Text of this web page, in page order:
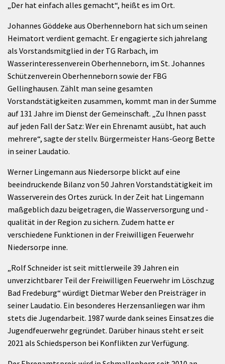
„Der hat einfach alles gemacht“, heißt es im Ort.
Johannes Göddeke aus Oberhenneborn hat sich um seinen
Heimatort verdient gemacht. Er engagierte sich jahrelang
als Vorstandsmitglied in der TG Rarbach, im
Wasserinteressenverein Oberhenneborn, im St. Johannes
Schützenverein Oberhenneborn sowie der FBG
Gellinghausen. Zählt man seine gesamten
Vorstandstätigkeiten zusammen, kommt man in der Summe
auf 131 Jahre im Dienst der Gemeinschaft. „Zu Ihnen passt
auf jeden Fall der Satz: Wer ein Ehrenamt ausübt, hat auch
mehrere“, sagte der stellv. Bürgermeister Hans-Georg Bette
in seiner Laudatio.
Werner Lingemann aus Niedersorpe blickt auf eine
beeindruckende Bilanz von 50 Jahren Vorstandstätigkeit im
Wasserverein des Ortes zurück. In der Zeit hat Lingemann
maßgeblich dazu beigetragen, die Wasserversorgung und -
qualität in der Region zu sichern. Zudem hatte er
verschiedene Funktionen in der Freiwilligen Feuerwehr
Niedersorpe inne.
„Rolf Schneider ist seit mittlerweile 39 Jahren ein
unverzichtbarer Teil der Freiwilligen Feuerwehr im Löschzug
Bad Fredeburg“ würdigt Dietmar Weber den Preisträger in
seiner Laudatio. Ein besonderes Herzensanliegen war ihm
stets die Jugendarbeit. 1987 wurde dank seines Einsatzes die
Jugendfeuerwehr gegründet. Darüber hinaus steht er seit
2021 als Schiedsperson bei Konflikten zur Verfügung.